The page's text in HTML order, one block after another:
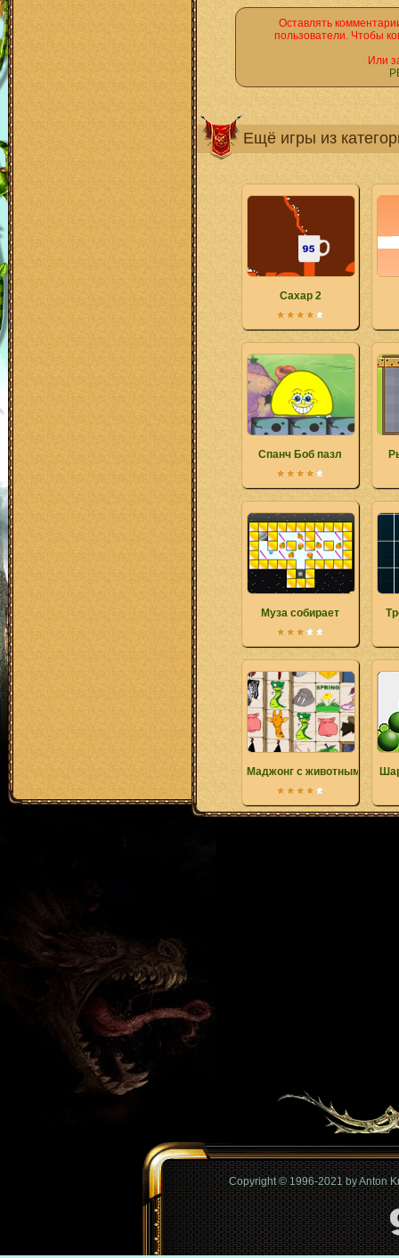
Оставлять
пользователи. Чтобы
Или
Ещё игры из
Сахар 2
Спанч Боб пазл
Муза собирает
Маджонг с животными
Copyright © 1996-2021 by Anton